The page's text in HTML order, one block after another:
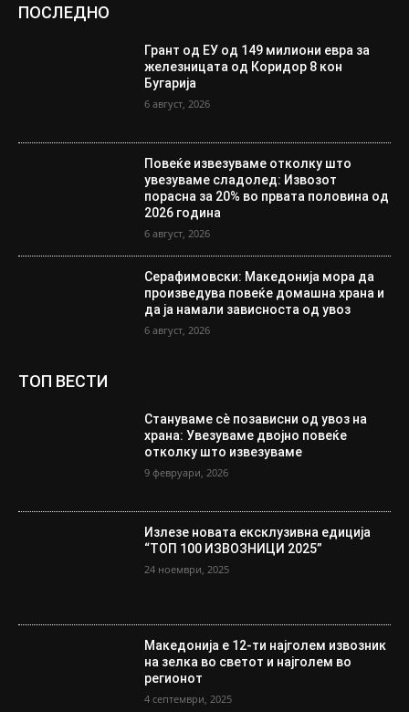
ПОСЛЕДНО
Грант од ЕУ од 149 милиони евра за
железницата од Коридор 8 кон
Бугарија
6 август, 2026
Повеќе извезуваме отколку што
увезуваме сладолед: Извозот
порасна за 20% во првата половина од
2026 година
6 август, 2026
Серафимовски: Македонија мора да
произведува повеќе домашна храна и
да ја намали зависноста од увоз
6 август, 2026
ТОП ВЕСТИ
Стануваме сè позависни од увоз на
храна: Увезуваме двојно повеќе
отколку што извезуваме
9 февруари, 2026
Излезе новата ексклузивна едиција
“ТОП 100 ИЗВОЗНИЦИ 2025”
24 ноември, 2025
Македонија е 12-ти најголем извозник
на зелка во светот и најголем во
регионот
4 септември, 2025